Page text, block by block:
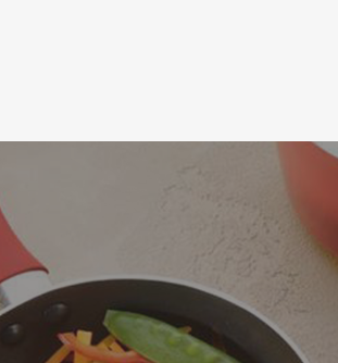
Можливість
Країна